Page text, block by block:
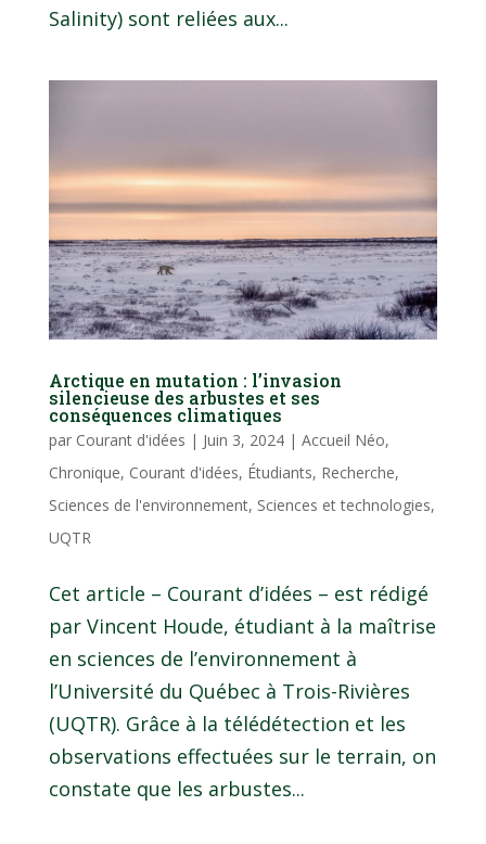
Salinity) sont reliées aux...
Arctique en mutation : l’invasion
silencieuse des arbustes et ses
conséquences climatiques
par Courant d'idées | Juin 3, 2024| Accueil Néo,
Chronique, Courant d'idées, Étudiants, Recherche,
Sciences de l'environnement, Sciences et technologies,
UQTR
Cet article – Courant d’idées – est rédigé
par Vincent Houde, étudiant à la maîtrise
en sciences de l’environnement à
l’Université du Québec à Trois-Rivières
(UQTR). Grâce à la télédétection et les
observations effectuées sur le terrain, on
constate que les arbustes...